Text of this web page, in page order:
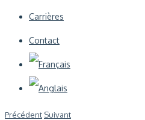
Carrières
Contact
Précédent Suivant